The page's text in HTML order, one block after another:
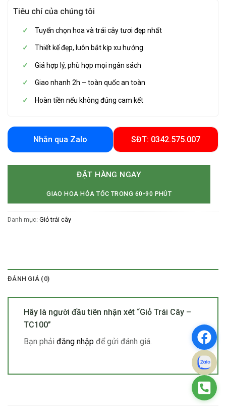
Tiêu chí của chúng tôi
Tuyển chọn hoa và trái cây tươi đẹp nhất
Thiết kế đẹp, luôn bắt kịp xu hướng
Giá hợp lý, phù hợp mọi ngân sách
Giao nhanh 2h – toàn quốc an toàn
Hoàn tiền nếu không đúng cam kết
Nhắn qua Zalo SĐT: 0342.575.007
ĐẶT HÀNG NGAY
GIAO HOA HỎA TỐC TRONG 60-90 PHÚT
Danh mục: Giỏ trái cây
ĐÁNH GIÁ (0)
Hãy là người đầu tiên nhận xét “Giỏ Trái Cây –
TC100”
Bạn phải đăng nhập để gửi đánh giá.